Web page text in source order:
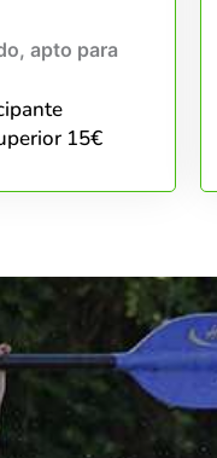
apto para
15€